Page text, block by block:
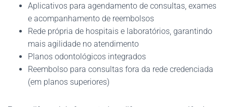
Aplicativos para agendamento de consultas, exames
e acompanhamento de reembolsos
Rede própria de hospitais e laboratórios, garantindo
mais agilidade no atendimento
Planos odontológicos integrados
Reembolso para consultas fora da rede credenciada
(em planos superiores)